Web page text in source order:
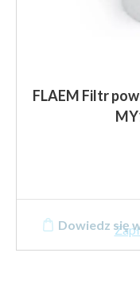
FLAEM Filtr
Dowiedz się